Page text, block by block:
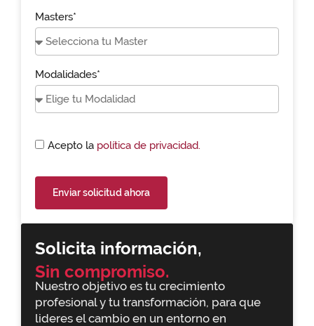
Solicita información,
Sin compromiso.
Nuestro objetivo es tu crecimiento
profesional y tu transformación, para que
lideres el cambio en un entorno en
Masters*
Modalidades*
Acepto la política de privacidad.
Enviar solicitud ahora